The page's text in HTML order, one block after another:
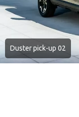
Duster pick-up 02